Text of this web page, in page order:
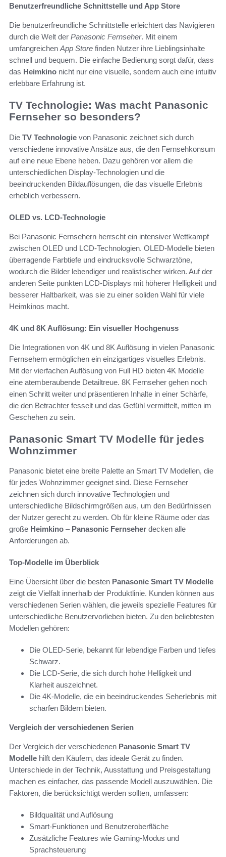
Benutzerfreundliche Schnittstelle und App Store
Die benutzerfreundliche Schnittstelle erleichtert das Navigieren
durch die Welt der Panasonic Fernseher. Mit einem
umfangreichen App Store finden Nutzer ihre Lieblingsinhalte
schnell und bequem. Die einfache Bedienung sorgt dafür, dass
das Heimkino nicht nur eine visuelle, sondern auch eine intuitiv
erlebbare Erfahrung ist.
TV Technologie: Was macht Panasonic
Fernseher so besonders?
Die TV Technologie von Panasonic zeichnet sich durch
verschiedene innovative Ansätze aus, die den Fernsehkonsum
auf eine neue Ebene heben. Dazu gehören vor allem die
unterschiedlichen Display-Technologien und die
beeindruckenden Bildauflösungen, die das visuelle Erlebnis
erheblich verbessern.
OLED vs. LCD-Technologie
Bei Panasonic Fernsehern herrscht ein intensiver Wettkampf
zwischen OLED und LCD-Technologien. OLED-Modelle bieten
überragende Farbtiefe und eindrucksvolle Schwarztöne,
wodurch die Bilder lebendiger und realistischer wirken. Auf der
anderen Seite punkten LCD-Displays mit höherer Helligkeit und
besserer Haltbarkeit, was sie zu einer soliden Wahl für viele
Heimkinos macht.
4K und 8K Auflösung: Ein visueller Hochgenuss
Die Integrationen von 4K und 8K Auflösung in vielen Panasonic
Fernsehern ermöglichen ein einzigartiges visuelles Erlebnis.
Mit der vierfachen Auflösung von Full HD bieten 4K Modelle
eine atemberaubende Detailtreue. 8K Fernseher gehen noch
einen Schritt weiter und präsentieren Inhalte in einer Schärfe,
die den Betrachter fesselt und das Gefühl vermittelt, mitten im
Geschehen zu sein.
Panasonic Smart TV Modelle für jedes
Wohnzimmer
Panasonic bietet eine breite Palette an Smart TV Modellen, die
für jedes Wohnzimmer geeignet sind. Diese Fernseher
zeichnen sich durch innovative Technologien und
unterschiedliche Bildschirmgrößen aus, um den Bedürfnissen
der Nutzer gerecht zu werden. Ob für kleine Räume oder das
große Heimkino – Panasonic Fernseher decken alle
Anforderungen ab.
Top-Modelle im Überblick
Eine Übersicht über die besten Panasonic Smart TV Modelle
zeigt die Vielfalt innerhalb der Produktlinie. Kunden können aus
verschiedenen Serien wählen, die jeweils spezielle Features für
unterschiedliche Benutzervorlieben bieten. Zu den beliebtesten
Modellen gehören:
Die OLED-Serie, bekannt für lebendige Farben und tiefes
Schwarz.
Die LCD-Serie, die sich durch hohe Helligkeit und
Klarheit auszeichnet.
Die 4K-Modelle, die ein beeindruckendes Seherlebnis mit
scharfen Bildern bieten.
Vergleich der verschiedenen Serien
Der Vergleich der verschiedenen Panasonic Smart TV
Modelle hilft den Käufern, das ideale Gerät zu finden.
Unterschiede in der Technik, Ausstattung und Preisgestaltung
machen es einfacher, das passende Modell auszuwählen. Die
Faktoren, die berücksichtigt werden sollten, umfassen:
Bildqualität und Auflösung
Smart-Funktionen und Benutzeroberfläche
Zusätzliche Features wie Gaming-Modus und
Sprachsteuerung